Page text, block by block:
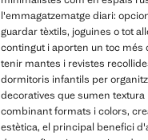
l'emmagatzematge diari:
guardar tèxtils, joguines o tot
contingut i aporten un toc
tenir mantes i revistes
dormitoris infantils per
decoratives que sumen
combinant formats i colors,
estètica, el principal benefici